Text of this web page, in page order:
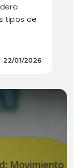
tipos de
22/01/2026